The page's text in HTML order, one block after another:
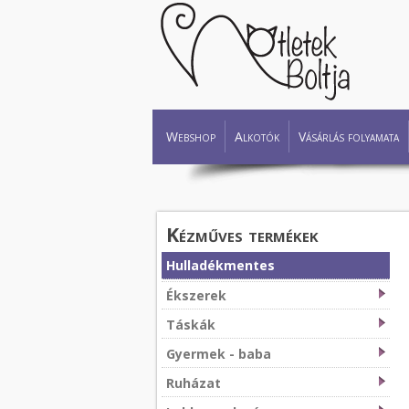
Webshop Alkotók Vásárlás folyamata
Kézműves termékek
Hulladékmentes
Ékszerek
Táskák
Gyermek - baba
Ruházat